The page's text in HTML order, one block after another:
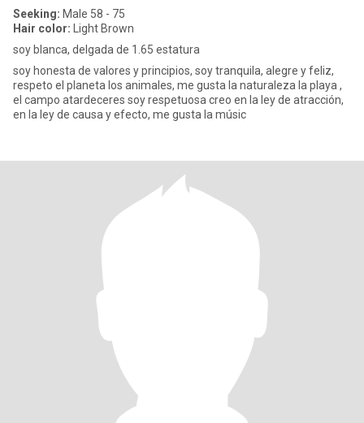
Seeking: Male 58 - 75
Hair color: Light Brown
soy blanca, delgada de 1.65 estatura
soy honesta de valores y principios, soy tranquila, alegre y feliz,
respeto el planeta los animales, me gusta la naturaleza la playa ,
el campo atardeceres soy respetuosa creo en la ley de atracción,
en la ley de causa y efecto, me gusta la músic